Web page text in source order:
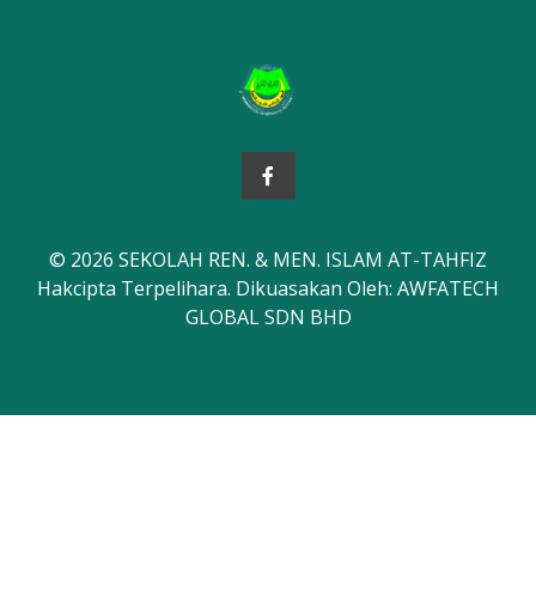
© 2026 SEKOLAH REN. & MEN. ISLAM AT-TAHFIZ
Hakcipta Terpelihara. Dikuasakan Oleh: AWFATECH
GLOBAL SDN BHD